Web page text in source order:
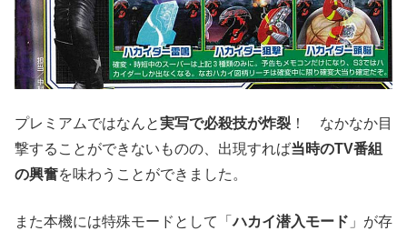
プレミアムではなんと実写で必殺技が炸裂 ！ なかなか目
撃することができないものの、出現すれば当時のTV番組
の興奮を味わうことができました。
また本機には特殊モードとして「ハカイ潜入モード 」が存